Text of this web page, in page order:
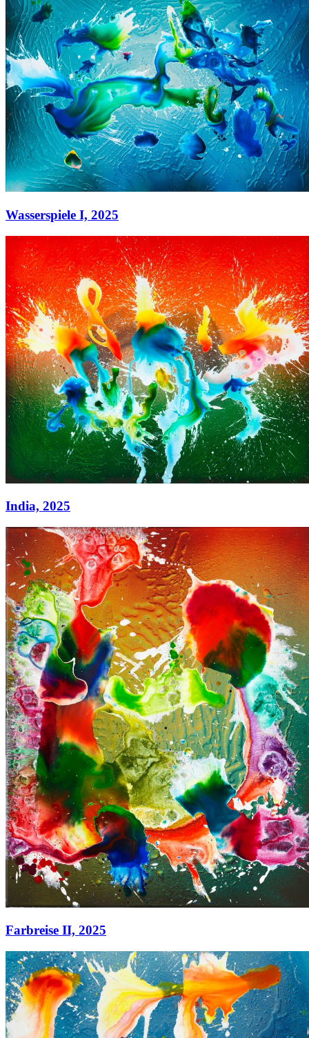
Wasserspiele I, 2025
Wasserspiele I,
2025
Acryl auf Leinwand
130 x 180 cm
India, 2025
India,2025
Acryl auf Leinwand
180 x 220 cm
Farbreise II, 2025
Farbreise II,2025
Acryl auf Leinwand
80 × 65 cm